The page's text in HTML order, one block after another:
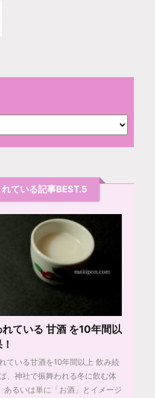
ている記事BEST.5
ている 甘酒 を10年間以
ている甘酒を10年間以上 飲み続
、神社で振舞われる冬に飲む体
あるいは単に「お酒」とイメージ